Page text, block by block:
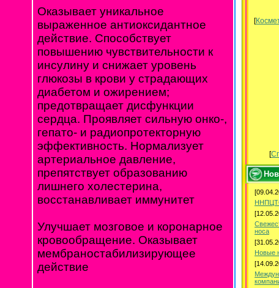
Оказывает уникальное
выраженное антиоксидантное
действие. Способствует
повышению чувствительности к
инсулину и снижает уровень
глюкозы в крови у страдающих
диабетом и ожирением;
предотвращает дисфункции
сердца. Проявляет сильную онко-,
гепато- и радиопротекторную
эффективность. Нормализует
артериальное давление,
препятствует образованию
лишнего холестерина,
восстанавливает иммунитет
Улучшает мозговое и коронарное
кровообращение. Оказывает
мембраностабилизирующее
действие
[
[
носа
Новые